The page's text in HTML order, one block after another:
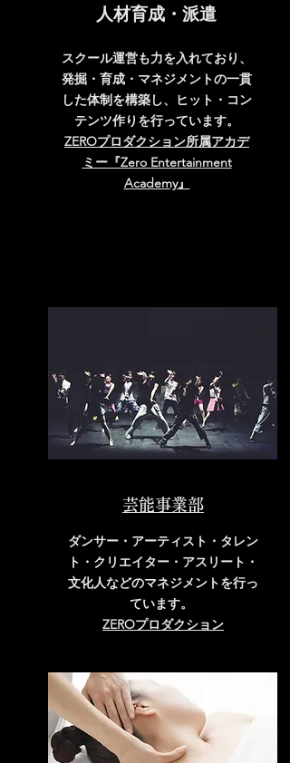
​人材育成・派遣
スクール運営も力を入れており、
発掘・育成・マネジメントの一貫
した体制を構築し、ヒット・コン
テンツ作りを行っています。
ZEROプロダクション所属アカデ
ミー『Zero Entertainment
Academy』
芸能事業部
ダンサー・アーティスト・タレン
ト・クリエイター・アスリート・
文化人などのマネジメントを行っ
ています。
ZEROプロダクション